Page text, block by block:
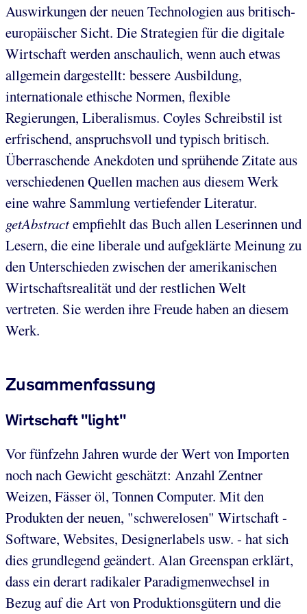
Auswirkungen der neuen Technologien aus britisch-
europäischer Sicht. Die Strategien für die digitale
Wirtschaft werden anschaulich, wenn auch etwas
allgemein dargestellt: bessere Ausbildung,
internationale ethische Normen, flexible
Regierungen, Liberalismus. Coyles Schreibstil ist
erfrischend, anspruchsvoll und typisch britisch.
Überraschende Anekdoten und sprühende Zitate aus
verschiedenen Quellen machen aus diesem Werk
eine wahre Sammlung vertiefender Literatur.
getAbstractempfiehlt das Buch allen Leserinnen und
Lesern, die eine liberale und aufgeklärte Meinung zu
den Unterschieden zwischen der amerikanischen
Wirtschaftsrealität und der restlichen Welt
vertreten. Sie werden ihre Freude haben an diesem
Werk.
Zusammenfassung
Wirtschaft "light"
Vor fünfzehn Jahren wurde der Wert von Importen
noch nach Gewicht geschätzt: Anzahl Zentner
Weizen, Fässer öl, Tonnen Computer. Mit den
Produkten der neuen, "schwerelosen" Wirtschaft -
Software, Websites, Designerlabels usw. - hat sich
dies grundlegend geändert. Alan Greenspan erklärt,
dass ein derart radikaler Paradigmenwechsel in
Bezug auf die Art von Produktionsgütern und die